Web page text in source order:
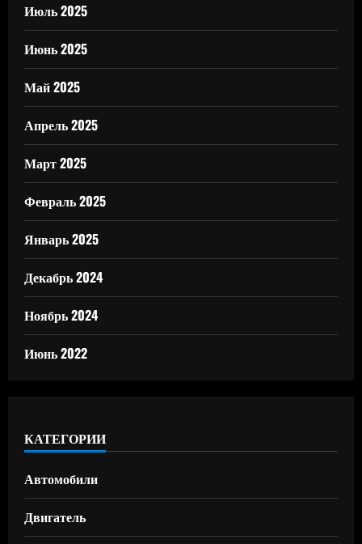
Июль 2025
Июнь 2025
Май 2025
Апрель 2025
Март 2025
Февраль 2025
Январь 2025
Декабрь 2024
Ноябрь 2024
Июнь 2022
КАТЕГОРИИ
Автомобили
Двигатель